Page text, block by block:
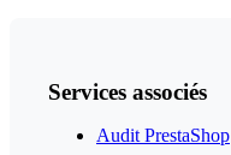
Services associés
Audit PrestaShop